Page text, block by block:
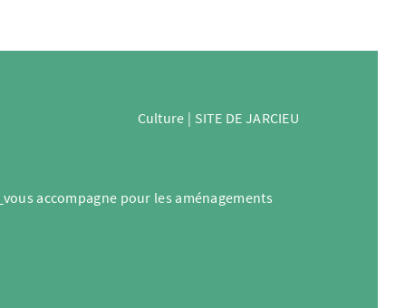
Culture | SITE DE JARCIEU
vous accompagne pour les aménagements